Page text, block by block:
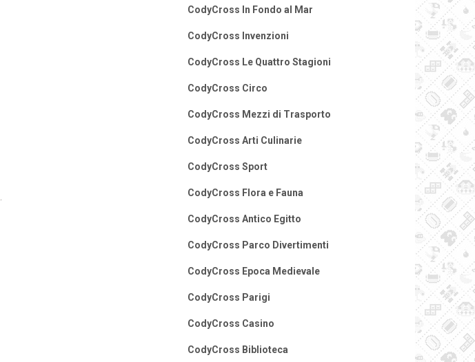
CodyCross In Fondo al Mar
CodyCross Invenzioni
CodyCross Le Quattro Stagioni
CodyCross Circo
CodyCross Mezzi di Trasporto
CodyCross Arti Culinarie
CodyCross Sport
CodyCross Flora e Fauna
CodyCross Antico Egitto
CodyCross Parco Divertimenti
CodyCross Epoca Medievale
CodyCross Parigi
CodyCross Casino
CodyCross Biblioteca